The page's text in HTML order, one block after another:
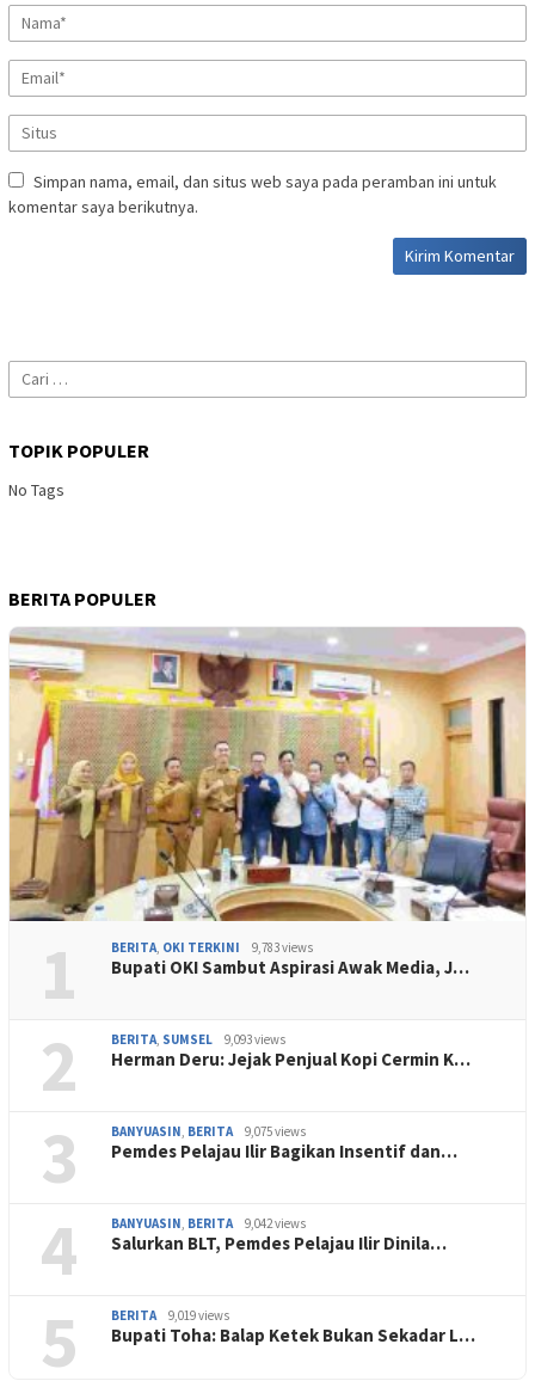
Simpan nama, email, dan situs web saya pada peramban ini untuk
komentar saya berikutnya.
Cari
untuk:
TOPIK POPULER
No Tags
BERITA POPULER
1 BERITA, OKI TERKINI 9,783 views
Bupati OKI Sambut Aspirasi Awak Media, J…
2 BERITA, SUMSEL 9,093 views
Herman Deru: Jejak Penjual Kopi Cermin K…
3 BANYUASIN, BERITA 9,075 views
Pemdes Pelajau Ilir Bagikan Insentif dan…
4 BANYUASIN, BERITA 9,042 views
Salurkan BLT, Pemdes Pelajau Ilir Dinila…
5 BERITA 9,019 views
Bupati Toha: Balap Ketek Bukan Sekadar L…